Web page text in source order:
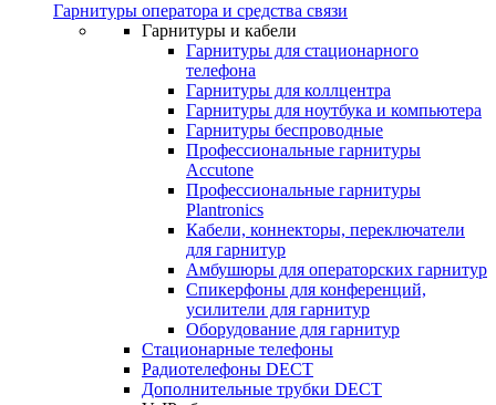
Гарнитуры оператора и средства связи
Гарнитуры и кабели
Гарнитуры для стационарного
телефона
Гарнитуры для коллцентра
Гарнитуры для ноутбука и компьютера
Гарнитуры беспроводные
Профессиональные гарнитуры
Accutone
Профессиональные гарнитуры
Plantronics
Кабели, коннекторы, переключатели
для гарнитур
Амбушюры для операторских гарнитур
Cпикерфоны для конференций,
усилители для гарнитур
Оборудование для гарнитур
Стационарные телефоны
Радиотелефоны DECT
Дополнительные трубки DECT